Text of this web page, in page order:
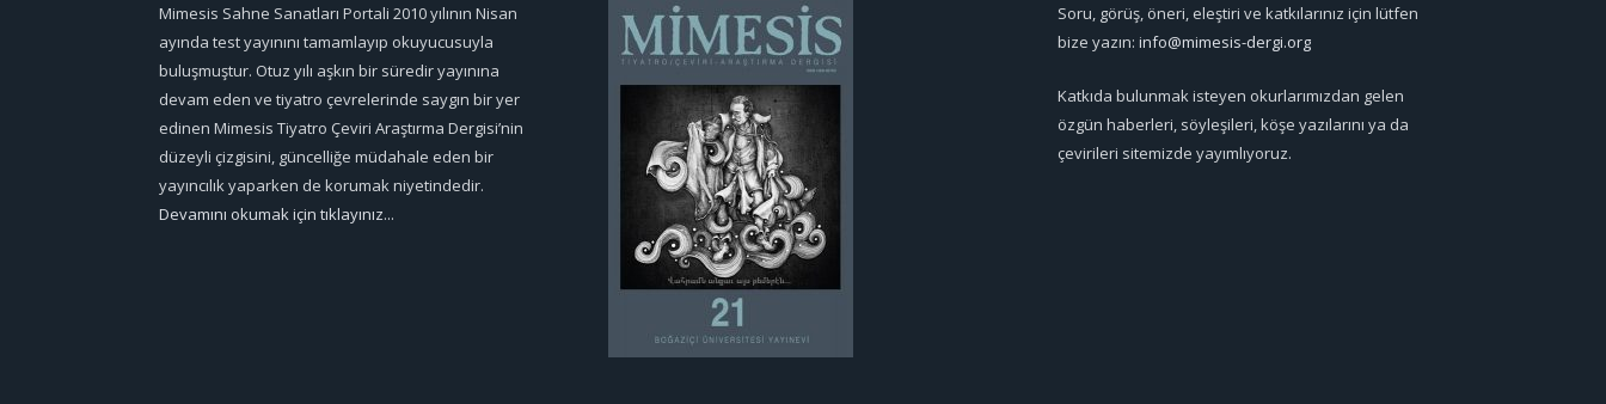
Mimesis Sahne Sanatları Portali 2010 yılının Nisan
ayında test yayınını tamamlayıp okuyucusuyla
buluşmuştur. Otuz yılı aşkın bir süredir yayınına
devam eden ve tiyatro çevrelerinde saygın bir yer
edinen Mimesis Tiyatro Çeviri Araştırma Dergisi’nin
düzeyli çizgisini, güncelliğe müdahale eden bir
yayıncılık yaparken de korumak niyetindedir.
Devamını okumak için tıklayınız...
Soru, görüş, öneri, eleştiri ve katkılarınız için lütfen
bize yazın: info@mimesis-dergi.org
Katkıda bulunmak isteyen okurlarımızdan gelen
özgün haberleri, söyleşileri, köşe yazılarını ya da
çevirileri sitemizde yayımlıyoruz.